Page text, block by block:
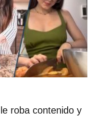
roba contenido y